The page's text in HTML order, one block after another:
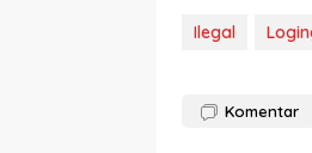
Ilegal
Komentar